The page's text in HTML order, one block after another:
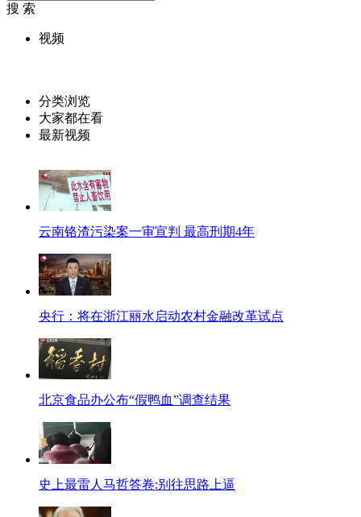
搜 索
视频
分类浏览
大家都在看
最新视频
云南铬渣污染案一审宣判 最高刑期4年
央行：将在浙江丽水启动农村金融改革试点
北京食品办公布“假鸭血”调查结果
史上最雷人马哲答卷:别往思路上逼